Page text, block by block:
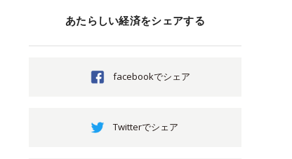
あたらしい経済をシェアする
facebookでシェア
Twitterでシェア